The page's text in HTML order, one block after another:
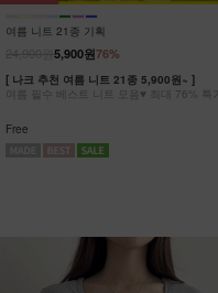
여름 니트 21종 기획
76%
5,900원
[ 나크 추천 여름 니트 21종 5,900원~ ]
여름 필수 베스트 니트 모음♥ 최대 76% 특가
Free